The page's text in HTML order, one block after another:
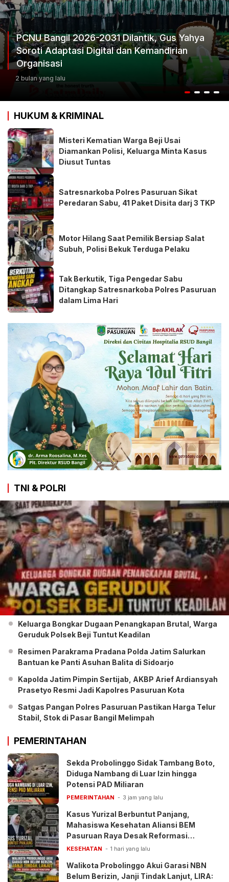
PCNU Bangil 2026-2031 Dilantik, Gus Yahya
Soroti Adaptasi Digital dan Kemandirian
Organisasi
2 bulan yang lalu
HUKUM & KRIMINAL
Misteri Kematian Warga Beji Usai
Diamankan Polisi, Keluarga Minta Kasus
Diusut Tuntas
Satresnarkoba Polres Pasuruan Sikat
Peredaran Sabu, 41 Paket Disita darj 3 TKP
Motor Hilang Saat Pemilik Bersiap Salat
Subuh, Polisi Bekuk Terduga Pelaku
Tak Berkutik, Tiga Pengedar Sabu
Ditangkap Satresnarkoba Polres Pasuruan
dalam Lima Hari
TNI & POLRI
Keluarga Bongkar Dugaan Penangkapan Brutal, Warga
Geruduk Polsek Beji Tuntut Keadilan
Resimen Parakrama Pradana Polda Jatim Salurkan
Bantuan ke Panti Asuhan Balita di Sidoarjo
Kapolda Jatim Pimpin Sertijab, AKBP Arief Ardiansyah
Prasetyo Resmi Jadi Kapolres Pasuruan Kota
Satgas Pangan Polres Pasuruan Pastikan Harga Telur
Stabil, Stok di Pasar Bangil Melimpah
PEMERINTAHAN
Sekda Probolinggo Sidak Tambang Boto,
Diduga Nambang di Luar Izin hingga
Potensi PAD Miliaran
PEMERINTAHAN 3 jam yang lalu
Kasus Yurizal Berbuntut Panjang,
Mahasiswa Kesehatan Aliansi BEM
Pasuruan Raya Desak Reformasi
Pelayanan BPJS
KESEHATAN 1 hari yang lalu
Walikota Probolinggo Akui Garasi NBN
Belum Berizin, Janji Tindak Lanjut, LIRA: